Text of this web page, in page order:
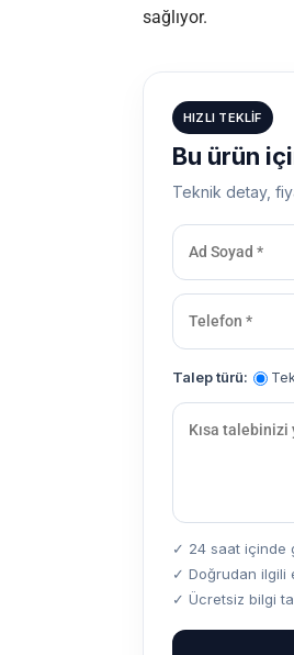
sağlıyor.
HIZLI TEKLIF
Bu ürün
Teknik detay,
Talep türü:
✓ 24 saat içinde
✓ Doğrudan ilgili
✓ Ücretsiz bilgi